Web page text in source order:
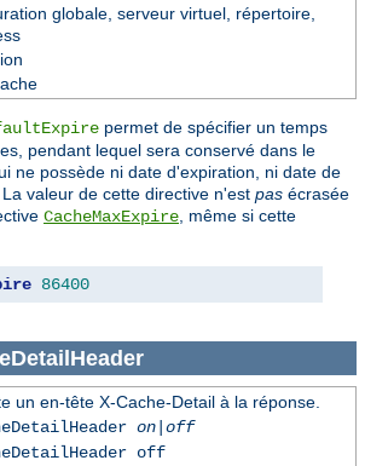
globale, serveur virtuel, répertoire,
permet de spécifier un temps
pendant lequel sera conservé dans le
ne possède ni date d'expiration, ni date de
valeur de cette directive n'est pas écrasée
CacheMaxExpire, même si cette
86400
un en-tête X-Cache-Detail à la réponse.
on|off
off